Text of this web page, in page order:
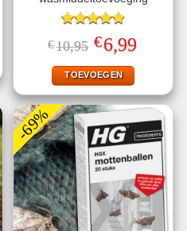
Gewaardeerd
4.89uit 5
€10,95 Oorspronkelijke
prijs
was:
€10,95.
€6,99Huidige
prijs
TOEVOEGEN
-69%